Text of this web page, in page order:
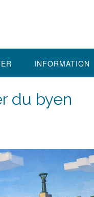
INFORMATION
du byen